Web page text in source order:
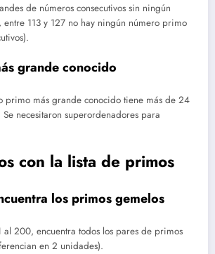
de números consecutivos sin ningún
113 y 127 no hay ningún número primo
grande conocido
primo más grande conocido tiene más de 24
necesitaron superordenadores para
con la lista de primos
los primos gemelos
al 200, encuentra todos los pares de primos
en 2 unidades).